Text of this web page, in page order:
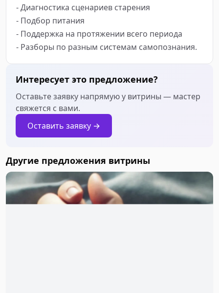
- Диагностика сценариев старения
- Подбор питания
- Поддержка на протяжении всего периода
- Разборы по разным системам самопознания.
Интересует это предложение?
Оставьте заявку напрямую у витрины — мастер
свяжется с вами.
Оставить заявку →
Другие предложения витрины